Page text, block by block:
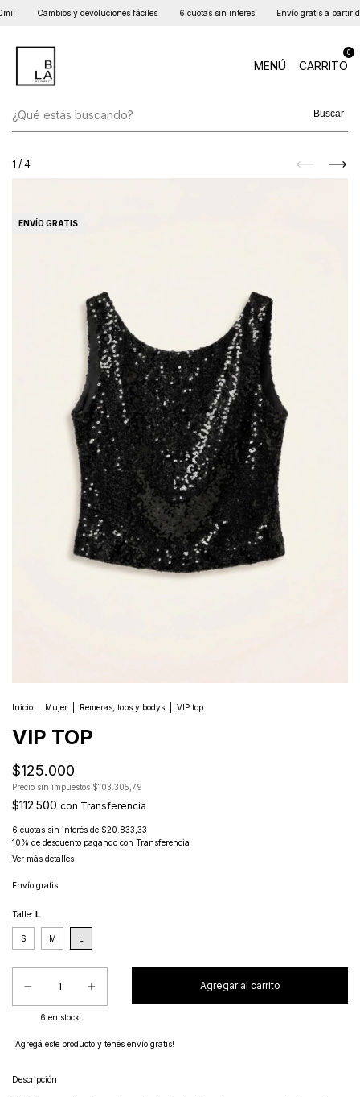
Cambios y devoluciones fáciles 6 cuotas sin interes Envío gratis a partir
MENÚ CARRITO
0
Buscar
1 / 4
ENVÍO GRATIS
Inicio Mujer Remeras, tops y bodys VIP top
VIP TOP
$125.000
Precio sin impuestos $103.305,79
$112.500 con Transferencia
6 cuotas sin interés de $20.833,33
10% de descuento pagando con Transferencia
Ver más detalles
Envío gratis
Talle: L
S M L
6 en stock
¡Agregá este producto y tenés envío gratis!
Descripción